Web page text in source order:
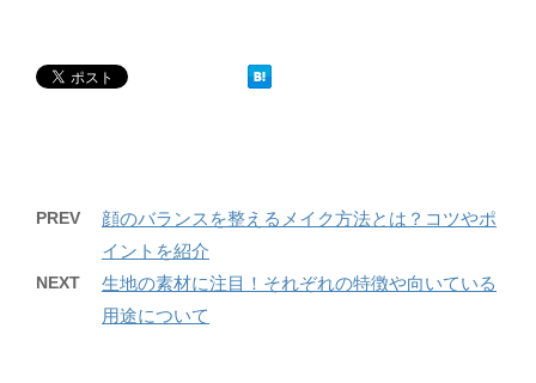
PREV
顔のバランスを整えるメイク方法とは？コツやポ
イントを紹介
NEXT
生地の素材に注目！それぞれの特徴や向いている
用途について